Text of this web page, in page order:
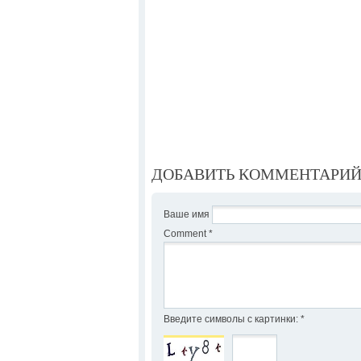
ДОБАВИТЬ КОММЕНТАРИЙ
Ваше имя
Comment *
Введите символы с картинки: *